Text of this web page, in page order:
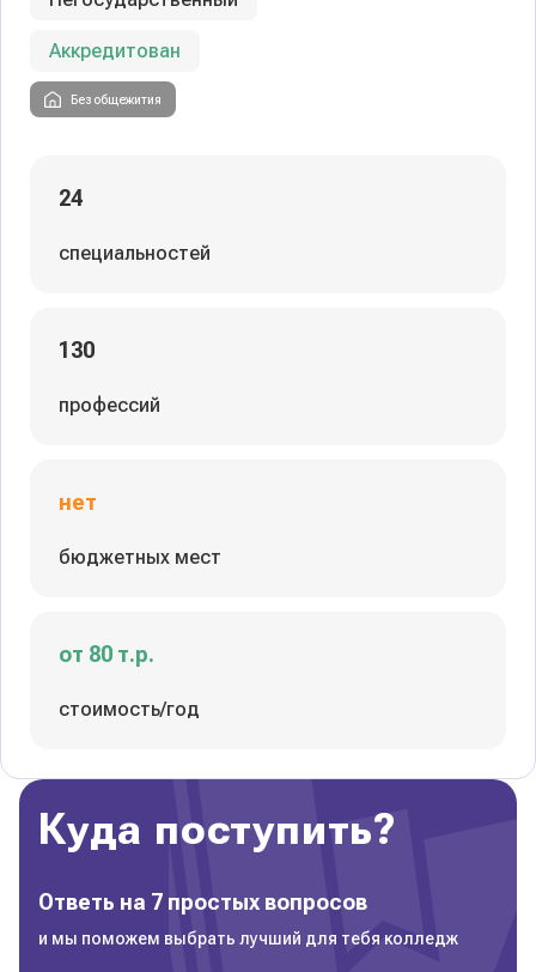
Аккредитован
Без общежития
24
специальностей
130
профессий
нет
бюджетных мест
от 80 т.р.
стоимость/год
Куда поступить?
Ответь на 7 простых вопросов
и мы поможем выбрать лучший для тебя колледж